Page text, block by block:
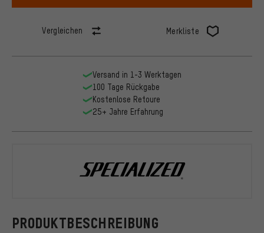
Vergleichen Merkliste
PRODUKTBESCHREIBUNG
Versand in 1-3 Werktagen
100 Tage Rückgabe
Kostenlose Retoure
25+ Jahre Erfahrung